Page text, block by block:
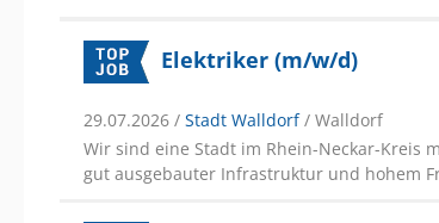
Elektriker (m/w/d)
29.07.2026 /Stadt Walldorf / Walldorf
Wir sind eine Stadt im Rhein-Neckar-Kreis
gut ausgebauter Infrastruktur und hohem